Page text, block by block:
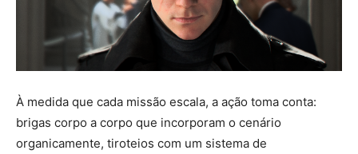
À medida que cada missão escala, a ação toma conta:
brigas corpo a corpo que incorporam o cenário
organicamente, tiroteios com um sistema de